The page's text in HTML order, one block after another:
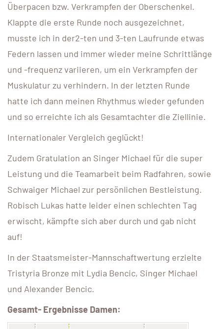
Überpacen bzw. Verkrampfen der Oberschenkel.
Klappte die erste Runde noch ausgezeichnet,
musste ich in der2-ten und 3-ten Laufrunde etwas
Federn lassen und immer wieder meine Schrittlänge
und -frequenz variieren, um ein Verkrampfen der
Muskulatur zu verhindern. In der letzten Runde
hatte ich dann meinen Rhythmus wieder gefunden
und so erreichte ich als Gesamtachter die Ziellinie.
Internationaler Vergleich geglückt!
Zudem Gratulation an Singer Michael für die super
Leistung und die Teamarbeit beim Radfahren, sowie
Schwaiger Michael zur persönlichen Bestleistung.
Robisch Lukas hatte leider einen schlechten Tag
erwischt, kämpfte sich aber durch und gab nicht
auf!
In der Staatsmeister-Mannschaftwertung erzielte
Tristyria Bronze mit Lydia Bencic, Singer Michael
und Alexander Bencic.
Gesamt- Ergebnisse Damen: